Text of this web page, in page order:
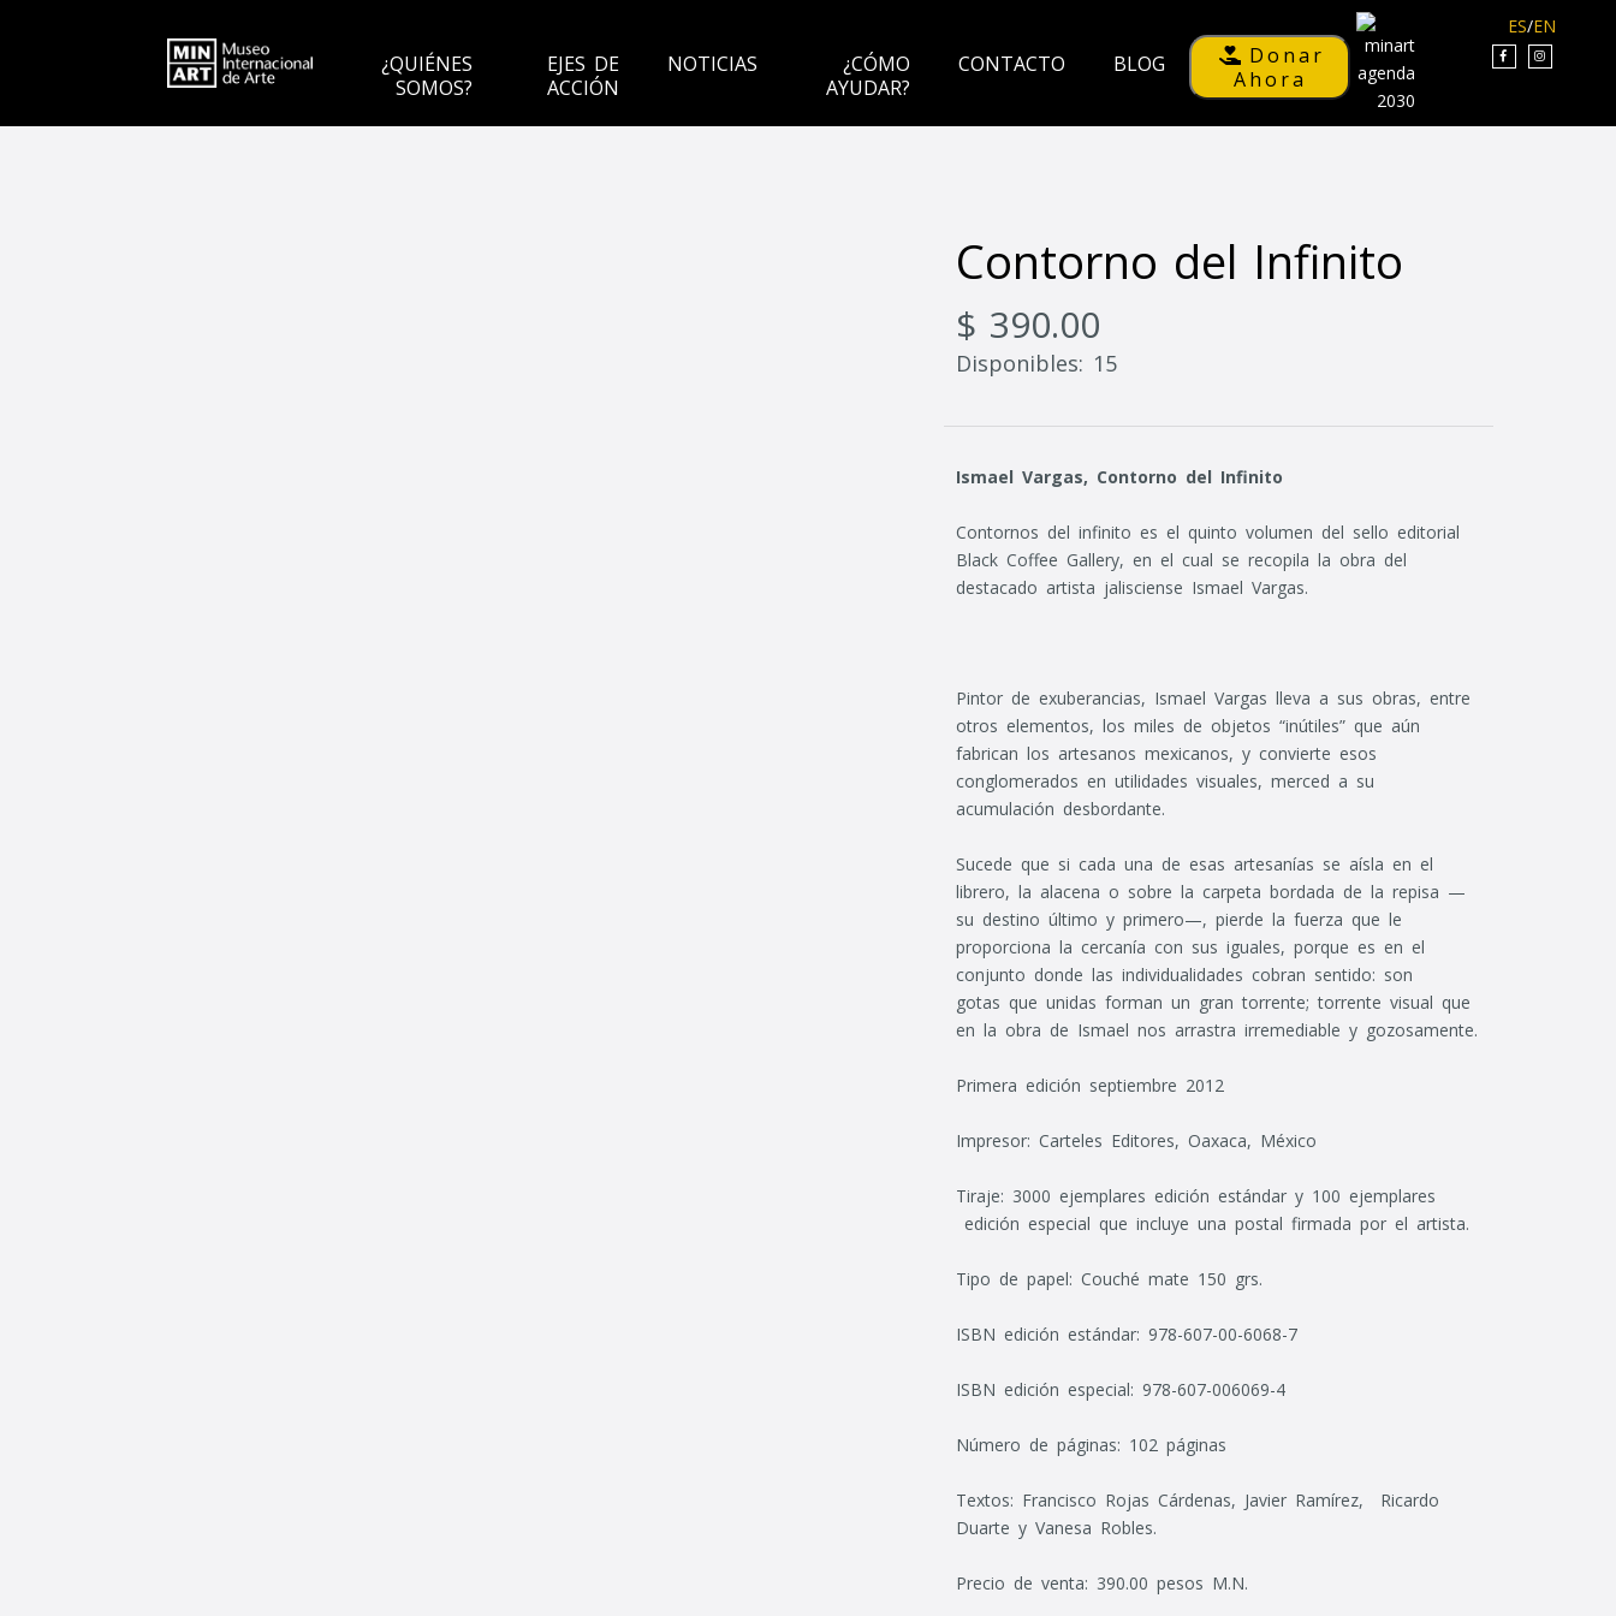
¿QUIÉNES
SOMOS?
EJES DE
ACCIÓN
NOTICIAS
¿CÓMO
AYUDAR?
CONTACTO BLOG
Donar
Ahora
ES/EN
Contorno del Infinito
$ 390.00
Disponibles: 15
Ismael Vargas, Contorno del Infinito
Contornos del infinito es el quinto volumen del sello editorial
Black Coffee Gallery, en el cual se recopila la obra del
destacado artista jalisciense Ismael Vargas.
Pintor de exuberancias, Ismael Vargas lleva a sus obras, entre
otros elementos, los miles de objetos “inútiles” que aún
fabrican los artesanos mexicanos, y convierte esos
conglomerados en utilidades visuales, merced a su
acumulación desbordante.
Sucede que si cada una de esas artesanías se aísla en el
librero, la alacena o sobre la carpeta bordada de la repisa —
su destino último y primero—, pierde la fuerza que le
proporciona la cercanía con sus iguales, porque es en el
conjunto donde las individualidades cobran sentido: son
gotas que unidas forman un gran torrente; torrente visual que
en la obra de Ismael nos arrastra irremediable y gozosamente.
Primera edición septiembre 2012
Impresor: Carteles Editores, Oaxaca, México
Tiraje: 3000 ejemplares edición estándar y 100 ejemplares
edición especial que incluye una postal firmada por el artista.
Tipo de papel: Couché mate 150 grs.
ISBN edición estándar: 978-607-00-6068-7
ISBN edición especial: 978-607-006069-4
Número de páginas: 102 páginas
Textos: Francisco Rojas Cárdenas, Javier Ramírez, Ricardo
Duarte y Vanesa Robles.
Precio de venta: 390.00 pesos M.N.